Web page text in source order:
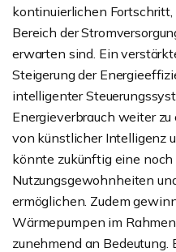
kontinuierlichen
Bereich der
erwarten sind. Ein
Steigerung der
intelligenter
Energieverbrauch weiter
von künstlicher Intelligenz
könnte zukünftig eine
Nutzungsgewohnheiten
ermöglichen. Zudem
Wärmepumpen im
zunehmend an